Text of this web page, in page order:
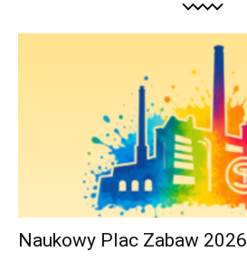
Naukowy Plac Zabaw 2026